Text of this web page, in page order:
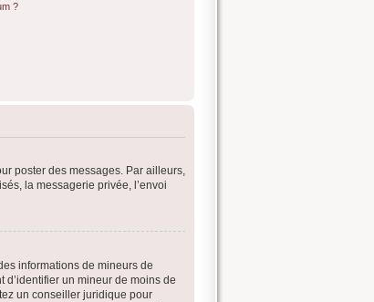
?
poster des messages. Par ailleurs,
la messagerie privée, l’envoi
informations de mineurs de
un mineur de moins de
un conseiller juridique pour